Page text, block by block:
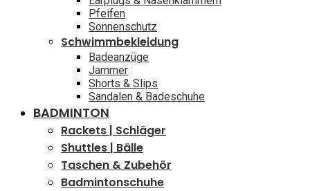
Pfeifen
Sonnenschutz
Schwimmbekleidung
Badeanzüge
Jammer
Shorts & Slips
Sandalen & Badeschuhe
BADMINTON
Rackets | Schläger
Shuttles | Bälle
Taschen & Zubehör
Badmintonschuhe